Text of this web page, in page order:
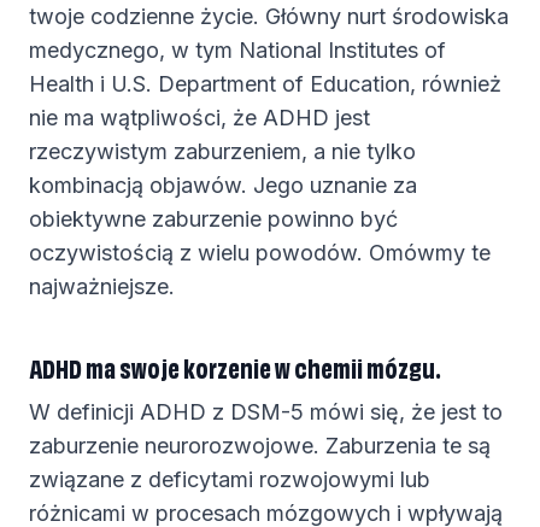
twoje codzienne życie. Główny nurt środowiska
medycznego, w tym National Institutes of
Health i U.S. Department of Education, również
nie ma wątpliwości, że ADHD jest
rzeczywistym zaburzeniem, a nie tylko
kombinacją objawów. Jego uznanie za
obiektywne zaburzenie powinno być
oczywistością z wielu powodów. Omówmy te
najważniejsze.
ADHD ma swoje korzenie w chemii mózgu.
W definicji ADHD z DSM-5 mówi się, że jest to
zaburzenie neurorozwojowe. Zaburzenia te są
związane z deficytami rozwojowymi lub
różnicami w procesach mózgowych i wpływają